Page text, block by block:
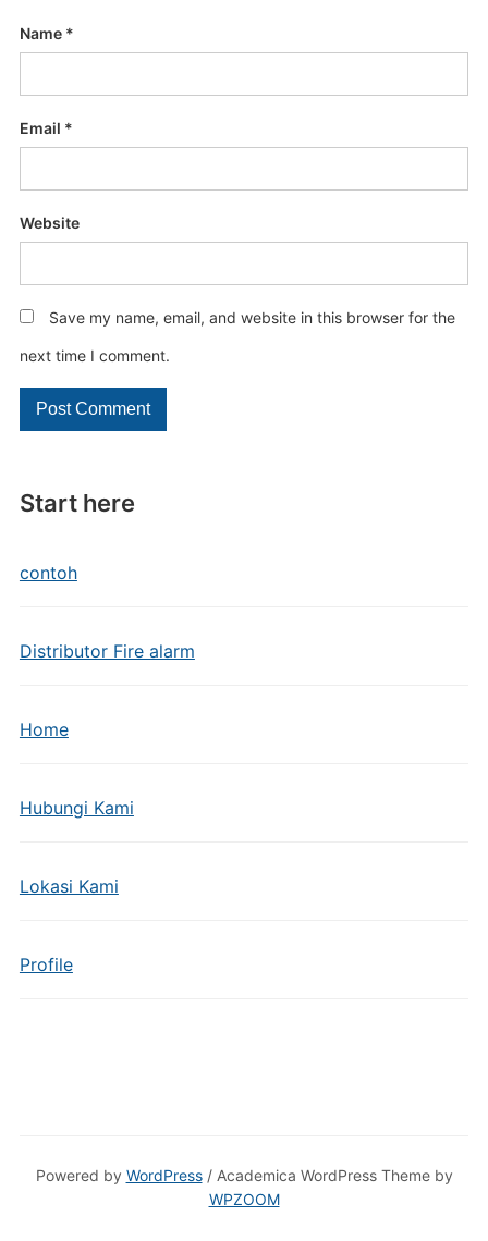
Start here
contoh
Distributor Fire alarm
Home
Hubungi Kami
Lokasi Kami
Profile
Name *
Email *
Website
Save my name, email, and website in this browser for the
next time I comment.
Powered by WordPress/ Academica WordPress Theme by
WPZOOM